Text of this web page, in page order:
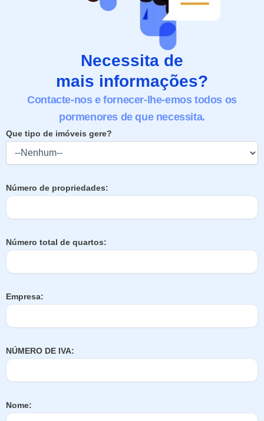
Necessita de
mais informações?
Contacte-nos e fornecer-lhe-emos todos os
pormenores de que necessita.
Que tipo de imóveis gere?
Número de propriedades:
Número total de quartos:
Empresa:
NÚMERO DE IVA:
Nome: